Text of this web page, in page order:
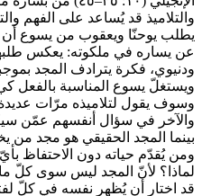
والتلاميذ قد يُساعد على الفهم
يطلب يوحنّا ويعقوب من يسوع أن
عن يساره في ملكوته: يعكس
ودنيوي، فكرة يترادف المجد
ويستغلّ يسوع المناسبة بالفعل
وسوف يقول لتلاميذه مرّات
بينما المجد الحقيقي هو مجد من
ومن يُقدّم حياته دون الاحتفاظ
لماذا؟ لأنّ المجد ليس سوى كلّ
قد اختار أن يُظهر نفسه في كلّ